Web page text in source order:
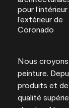
Nous
peinture.
produits et de
qualité